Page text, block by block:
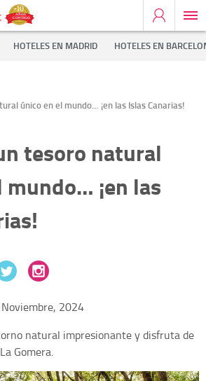
HOTELES EN MADRID HOTELES EN
único en el mundo… ¡en las Islas Canarias!
tesoro natural
mundo… ¡en las
2024
natural impresionante y disfruta de
Gomera.